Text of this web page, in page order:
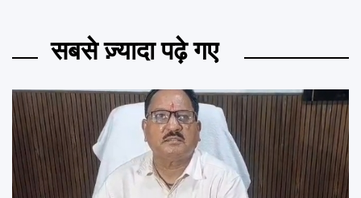
सबसे ज़्यादा पढ़े गए